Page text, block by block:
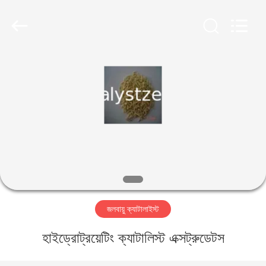
কারখানা
জলবায়ু ক্যাটালাইস্ট
হাইড্রোট্রয়েটিং ক্যাটালিস্ট এক্সট্রুডেটস